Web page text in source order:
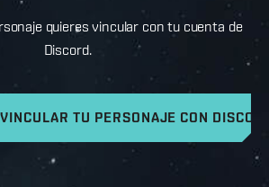
quieres vincular con tu cuenta de
Discord.
TU PERSONAJE CON